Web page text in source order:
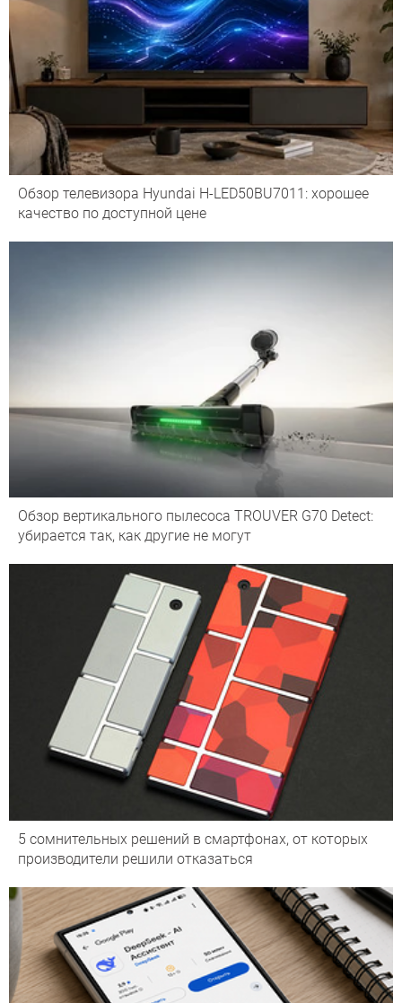
Обзор телевизора Hyundai H-LED50BU7011: хорошее
качество по доступной цене
Обзор вертикального пылесоса TROUVER G70 Detect:
убирается так, как другие не могут
5 сомнительных решений в смартфонах, от которых
производители решили отказаться